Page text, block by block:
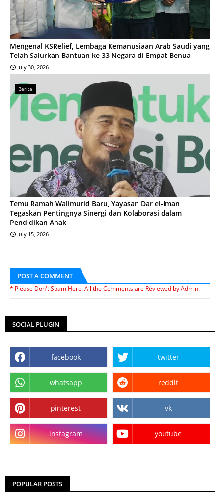
Mengenal KSRelief, Lembaga Kemanusiaan Arab Saudi yang
Telah Salurkan Bantuan ke 33 Negara di Empat Benua
July 30, 2026
Berita
Temu Ramah Walimurid Baru, Yayasan Dar el-Iman
Tegaskan Pentingnya Sinergi dan Kolaborasi dalam
Pendidikan Anak
July 15, 2026
POST A COMMENT
* Please Don't Spam Here. All the Comments are Reviewed by Admin.
SOCIAL PLUGIN
facebook twitter
whatsapp reddit
pinterest vk
instagram youtube
POPULAR POSTS